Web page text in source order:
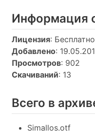
Информация
Лицензия: Бесплатно
Добавлено:
Просмотров: 902
Скачиваний: 13
Всего в
Simallos.otf